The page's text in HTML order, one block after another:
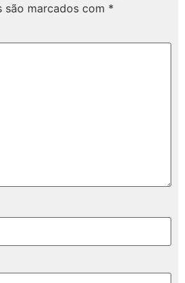
marcados com *